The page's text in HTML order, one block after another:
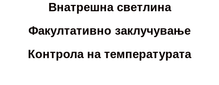
Внатрешна светлина
Факултативно заклучување
Контрола на температурата